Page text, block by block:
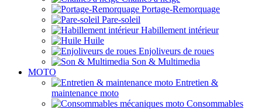
Portage-Remorquage
Pare-soleil
Habillement intérieur
Huile
Enjoliveurs de roues
Son & Multimedia
MOTO
Entretien &
maintenance moto
Consommables